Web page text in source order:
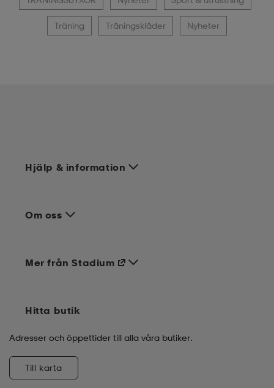
Träning Träningskläder Nyheter
Hjälp & information
Om oss
Mer från Stadium
Hitta butik
Adresser och öppettider till alla våra butiker.
Till karta